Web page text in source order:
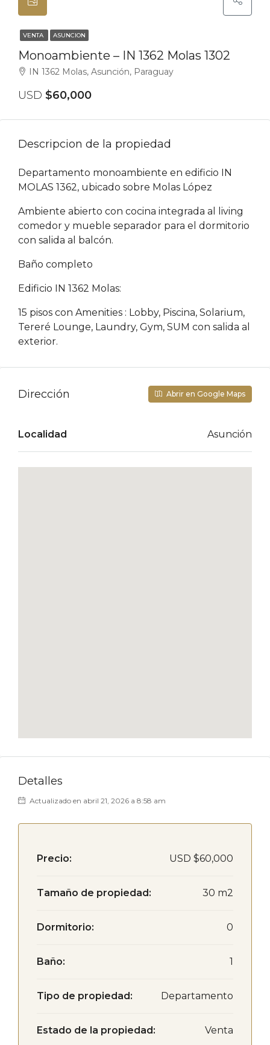
VENTA ASUNCION
Monoambiente – IN 1362 Molas 1302
IN 1362 Molas, Asunción, Paraguay
USD $60,000
Descripcion de la propiedad
Departamento monoambiente en edificio IN
MOLAS 1362, ubicado sobre Molas López
Ambiente abierto con cocina integrada al living
comedor y mueble separador para el dormitorio
con salida al balcón.
Baño completo
Edificio IN 1362 Molas:
15 pisos con Amenities : Lobby, Piscina, Solarium,
Tereré Lounge, Laundry, Gym, SUM con salida al
exterior.
Dirección Abrir en Google Maps
Localidad Asunción
Detalles
Actualizado en abril 21, 2026 a 8:58 am
Precio: USD $60,000
Tamaño de propiedad: 30 m2
Dormitorio: 0
Baño: 1
Tipo de propiedad: Departamento
Estado de la propiedad: Venta